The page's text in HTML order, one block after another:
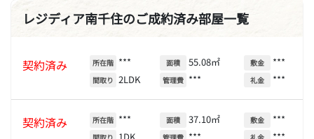
レジディア南千住のご成約済み部屋一覧
契約済み 所在階 ***
間取り 2LDK
面積 55.08㎡
管理費 ***
敷金 ***
礼金 ***
契約済み 所在階 ***
1DK
面積 37.10㎡
***
敷金 ***
***